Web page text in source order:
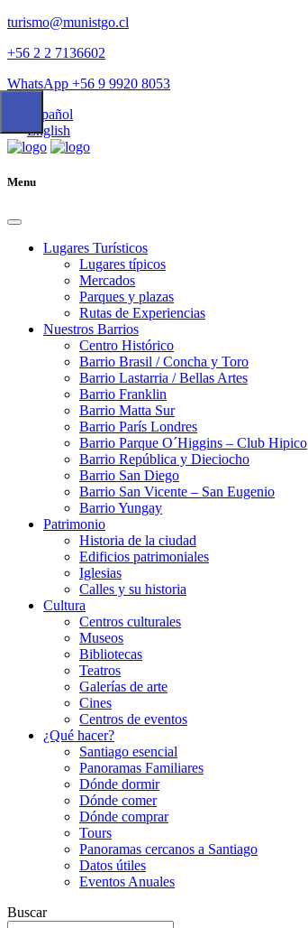
turismo@munistgo.cl
+56 2 2 7136602
WhatsApp +56 9 9920 8053
Español
English
Menu
Lugares Turísticos
Lugares tí­picos
Mercados
Parques y plazas
Rutas de Experiencias
Nuestros Barrios
Centro Histórico
Barrio Brasil / Concha y Toro
Barrio Lastarria / Bellas Artes
Barrio Franklin
Barrio Matta Sur
Barrio Parí­s Londres
Barrio Parque O´Higgins – Club Hipico
Barrio República y Dieciocho
Barrio San Diego
Barrio San Vicente – San Eugenio
Barrio Yungay
Patrimonio
Historia de la ciudad
Edificios patrimoniales
Iglesias
Calles y su historia
Cultura
Centros culturales
Museos
Bibliotecas
Teatros
Galerí­as de arte
Cines
Centros de eventos
¿Qué hacer?
Santiago esencial
Panoramas Familiares
Dónde dormir
Dónde comer
Dónde comprar
Tours
Panoramas cercanos a Santiago
Datos útiles
Eventos Anuales
Buscar